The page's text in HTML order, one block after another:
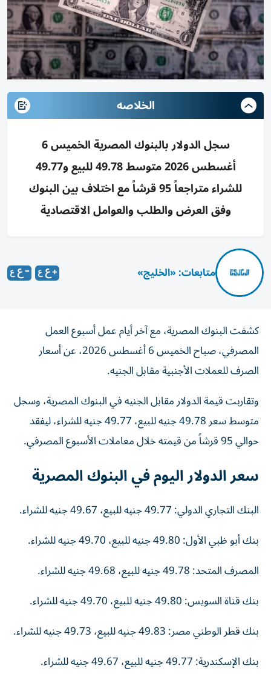
الخلاصه
سجل الدولار بالبنوك المصرية الخميس 6
أغسطس 2026 متوسط 49.78 للبيع و49.77
للشراء متراجعاً 95 قرشاً مع اختلاف بين البنوك
وفق العرض والطلب والعوامل الاقتصادية
متابعات: «الخليج»
كشفت البنوك المصرية، مع آخر أيام عمل أسبوع العمل
المصرفي، صباح الخميس 6 أغسطس 2026، عن أسعار
الصرف للعملات الأجنبية مقابل الجنيه.
وتقاربت قيمة الدولار مقابل الجنيه في البنوك المصرية، وسجل
متوسط سعر 49.78 جنيه للبيع، 49.77 جنيه للشراء، ليفقد
حوالي 95 قرشاً من قيمته خلال معاملات الأسبوع المصرفي.
سعر الدولار اليوم في البنوك المصرية
البنك التجاري الدولي: 49.77 جنيه للبيع، 49.67 جنيه للشراء.
بنك أبو ظبي الأول: 49.80 جنيه للبيع، 49.70 جنيه للشراء.
المصرف المتحد: 49.78 جنيه للبيع، 49.68 جنيه للشراء.
بنك قناة السويس: 49.80 جنيه للبيع، 49.70 جنيه للشراء.
بنك قطر الوطني مصر: 49.83 جنيه للبيع، 49.73 جنيه للشراء.
بنك الإسكندرية: 49.77 جنيه للبيع، 49.67 جنيه للشراء.